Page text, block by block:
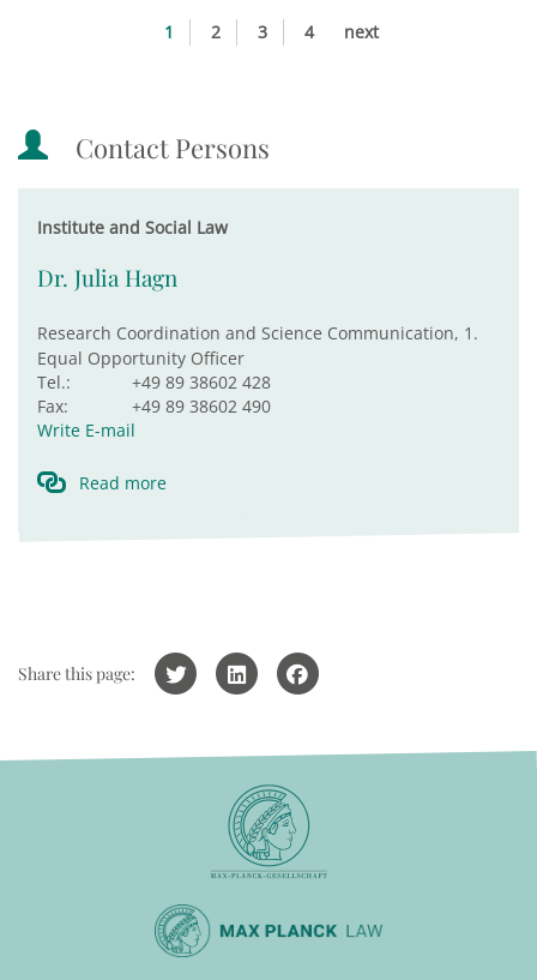
1 2 3 4 next
Contact Persons
Institute and Social Law
Dr. Julia Hagn
Research Coordination and Science Communication, 1.
Equal Opportunity Officer
Tel.:
+49 89 38602 428
Fax:
+49 89 38602 490
Write E-mail
Read more
Share this page: